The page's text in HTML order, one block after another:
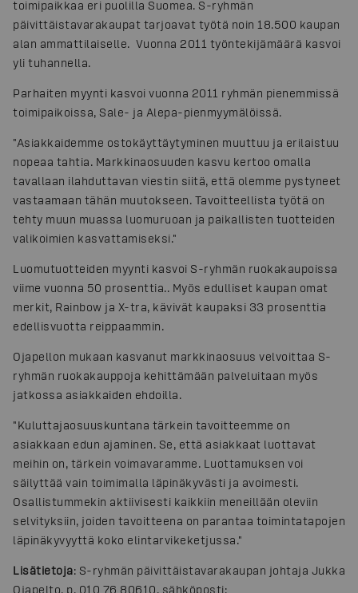
toimipaikkaa eri puolilla Suomea. S-ryhmän
päivittäistavarakaupat tarjoavat työtä noin 18.500 kaupan
alan ammattilaiselle. Vuonna 2011 työntekijämäärä kasvoi
yli tuhannella.
Parhaiten myynti kasvoi vuonna 2011 ryhmän pienemmissä
toimipaikoissa, Sale- ja Alepa-pienmyymälöissä.
"Asiakkaidemme ostokäyttäytyminen muuttuu ja erilaistuu
nopeaa tahtia. Markkinaosuuden kasvu kertoo omalla
tavallaan ilahduttavan viestin siitä, että olemme pystyneet
vastaamaan tähän muutokseen. Tavoitteellista työtä on
tehty muun muassa luomuruoan ja paikallisten tuotteiden
valikoimien kasvattamiseksi."
Luomutuotteiden myynti kasvoi S-ryhmän ruokakaupoissa
viime vuonna 50 prosenttia.. Myös edulliset kaupan omat
merkit, Rainbow ja X-tra, kävivät kaupaksi 33 prosenttia
edellisvuotta reippaammin.
Ojapellon mukaan kasvanut markkinaosuus velvoittaa S-
ryhmän ruokakauppoja kehittämään palveluitaan myös
jatkossa asiakkaiden ehdoilla.
"Kuluttajaosuuskuntana tärkein tavoitteemme on
asiakkaan edun ajaminen. Se, että asiakkaat luottavat
meihin on, tärkein voimavaramme. Luottamuksen voi
säilyttää vain toimimalla läpinäkyvästi ja avoimesti.
Osallistummekin aktiivisesti kaikkiin meneillään oleviin
selvityksiin, joiden tavoitteena on parantaa toimintatapojen
läpinäkyvyyttä koko elintarvikeketjussa."
Lisätietoja: S-ryhmän päivittäistavarakaupan johtaja Jukka
Ojapelto, p. 010 76 80610, sähköposti: